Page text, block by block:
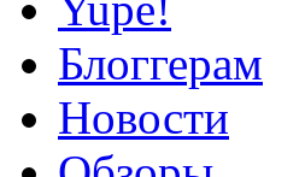
Блоггерам
Новости